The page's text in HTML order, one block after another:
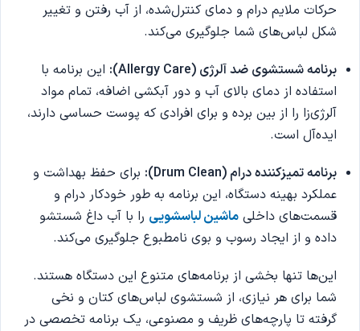
حرکات ملایم درام و دمای کنترل‌شده، از آب رفتن و تغییر
شکل لباس‌های شما جلوگیری می‌کند.
برنامه شستشوی ضد آلرژی (Allergy Care):
این برنامه با
استفاده از دمای بالای آب و دور آبکشی اضافه، تمام مواد
آلرژی‌زا را از بین برده و برای افرادی که پوست حساسی دارند،
ایده‌آل است.
برنامه تمیزکننده درام (Drum Clean):
برای حفظ بهداشت و
عملکرد بهینه دستگاه، این برنامه به طور خودکار درام و
قسمت‌های داخلی ماشین لباسشویی را با آب داغ شستشو
داده و از ایجاد رسوب و بوی نامطبوع جلوگیری می‌کند.
این‌ها تنها بخشی از برنامه‌های متنوع این دستگاه هستند.
شما برای هر نیازی، از شستشوی لباس‌های کتان و نخی
گرفته تا پارچه‌های ظریف و مصنوعی، یک برنامه تخصصی در